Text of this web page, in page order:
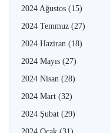
2024 Ağustos (15)
2024 Temmuz (27)
2024 Haziran (18)
2024 Mayıs (27)
2024 Nisan (28)
2024 Mart (32)
2024 Şubat (29)